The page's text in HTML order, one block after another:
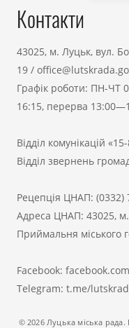
Контакти
43025, м. Луцьк, вул.
19 /
Графік роботи: ПН-ЧТ
16:15, перерва
Відділ комунікацій
Відділ звернень
Рецепція ЦНАП: (0332)
Адреса ЦНАП: 43025,
Приймальня міського
Facebook:
Telegram: t.me/
© 2026 Луцька міська рада.